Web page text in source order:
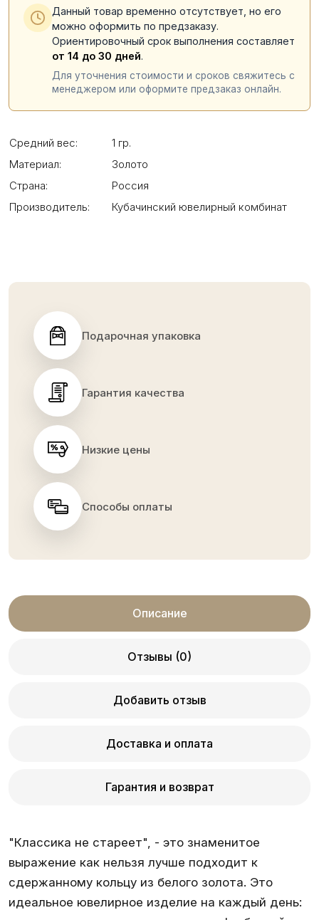
Данный товар временно отсутствует, но его
можно оформить по предзаказу.
Ориентировочный срок выполнения составляет
от 14 до 30 дней.
Для уточнения стоимости и сроков свяжитесь с
менеджером или оформите предзаказ онлайн.
Средний вес:
1 гр.
Материал:
Золото
Страна:
Россия
Производитель:
Кубачинский ювелирный комбинат
Подарочная упаковка
Гарантия качества
Низкие цены
Способы оплаты
Описание
Отзывы (0)
Добавить отзыв
Доставка и оплата
Гарантия и возврат
"Классика не стареет", - это знаменитое
выражение как нельзя лучше подходит к
сдержанному кольцу из белого золота. Это
идеальное ювелирное изделие на каждый день: